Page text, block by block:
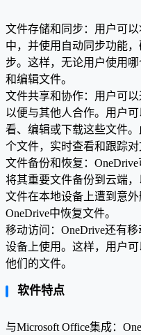
文件存储和同步：用户可
中，并使用自动同步功能
步。这样，无论用户使用
和编辑文件。
文件共享和协作：用户可以
以便与其他人合作。用户
看、编辑或下载这些文件
个文件，实时查看和跟踪对
文件备份和恢复：
将其重要文件备份到云端
文件在本地设备上遭到意
OneDrive中恢复文件。
移动访问：OneDrive还有
设备上使用。这样，用户
他们的文件。
软件特点
与Microsoft Office集成：